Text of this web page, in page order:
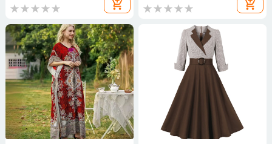
add_shopping_cart add_shopping_cart